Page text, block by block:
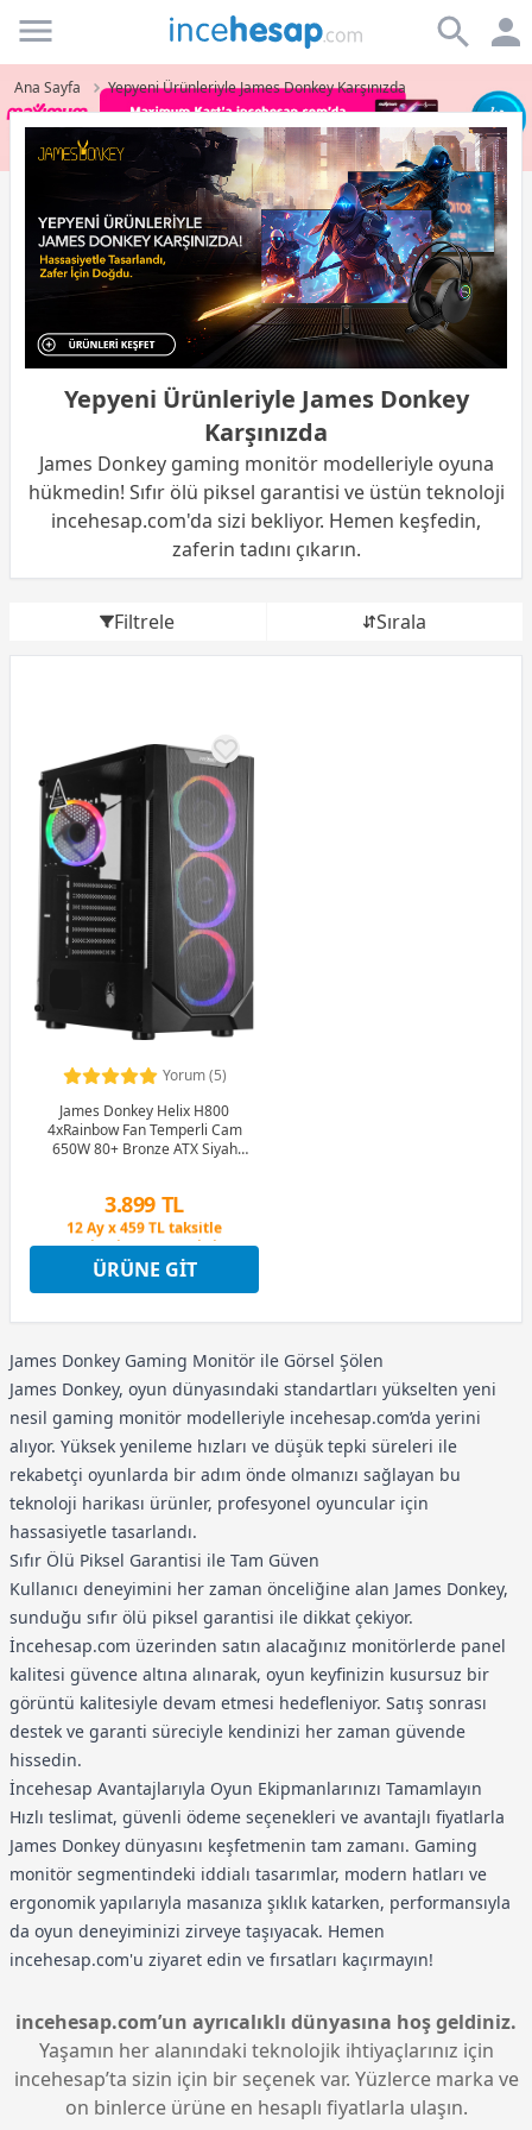
Incehesap
Ana Sayfa Yepyeni Ürünleriyle James Donkey Karşınızda
Yepyeni Ürünleriyle James Donkey
Karşınızda
James Donkey gaming monitör modelleriyle oyuna
hükmedin! Sıfır ölü piksel garantisi ve üstün teknoloji
incehesap.com'da sizi bekliyor. Hemen keşfedin,
zaferin tadını çıkarın.
Filtrele Sırala
Yorum (5)
James Donkey Helix H800
4xRainbow Fan Temperli Cam
650W 80+ Bronze ATX Siyah
3.899 TL
Peşin Fiyatına 3 Taksit
12 Ay x 459 TL taksitle
Peşin Fiyatına 3 Taksit
ÜRÜNE GIT
James Donkey Gaming Monitör ile Görsel Şölen
James Donkey, oyun dünyasındaki standartları yükselten yeni
nesil gaming monitör modelleriyle incehesap.com’da yerini
alıyor. Yüksek yenileme hızları ve düşük tepki süreleri ile
rekabetçi oyunlarda bir adım önde olmanızı sağlayan bu
teknoloji harikası ürünler, profesyonel oyuncular için
hassasiyetle tasarlandı.
Sıfır Ölü Piksel Garantisi ile Tam Güven
Kullanıcı deneyimini her zaman önceliğine alan James Donkey,
sunduğu sıfır ölü piksel garantisi ile dikkat çekiyor.
İncehesap.com üzerinden satın alacağınız monitörlerde panel
kalitesi güvence altına alınarak, oyun keyfinizin kusursuz bir
görüntü kalitesiyle devam etmesi hedefleniyor. Satış sonrası
destek ve garanti süreciyle kendinizi her zaman güvende
hissedin.
İncehesap Avantajlarıyla Oyun Ekipmanlarınızı Tamamlayın
Hızlı teslimat, güvenli ödeme seçenekleri ve avantajlı fiyatlarla
James Donkey dünyasını keşfetmenin tam zamanı. Gaming
monitör segmentindeki iddialı tasarımlar, modern hatları ve
ergonomik yapılarıyla masanıza şıklık katarken, performansıyla
da oyun deneyiminizi zirveye taşıyacak. Hemen
incehesap.com'u ziyaret edin ve fırsatları kaçırmayın!
incehesap.com’un ayrıcalıklı dünyasına hoş geldiniz.
Yaşamın her alanındaki teknolojik ihtiyaçlarınız için
incehesap’ta sizin için bir seçenek var. Yüzlerce marka ve
on binlerce ürüne en hesaplı fiyatlarla ulaşın.